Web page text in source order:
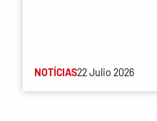
NOTÍCIAS22 Julio 2026